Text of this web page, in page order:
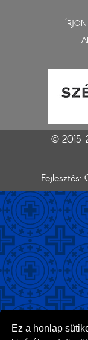
Ez a honlap
© 2015-